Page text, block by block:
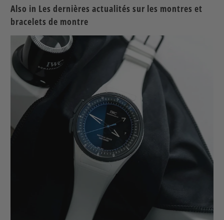
Also in Les dernières actualités sur les montres et
bracelets de montre